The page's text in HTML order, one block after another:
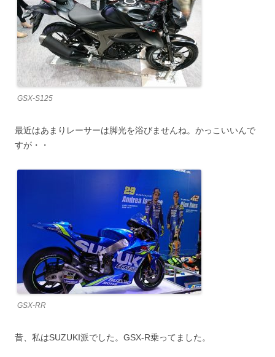
GSX-S125
最近はあまりレーサーは脚光を浴びませんね。かっこいいんで
すが・・
GSX-RR
昔、私はSUZUKI派でした。GSX-R乗ってました。